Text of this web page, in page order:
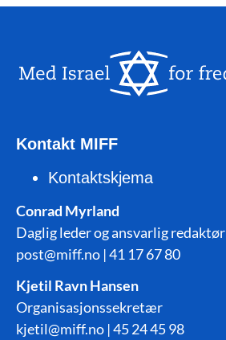
Kontakt MIFF
Kontaktskjema
Conrad Myrland
Daglig leder og ansvarlig redaktør
post@miff.no | 41 17 67 80
Kjetil Ravn Hansen
Organisasjonssekretær
kjetil@miff.no | 45 24 45 98